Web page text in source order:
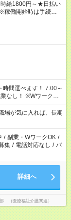
給1800円～★日払い
働開始時は手続き完
ワークの
業はご案内できませ
会保険への加入対象
原則禁止）により、
合があります
が気に入れば、長期
/ 副業・WワークOK /
集 / 電話対応なし / パ
詳細へ
（医療福祉介護関連）